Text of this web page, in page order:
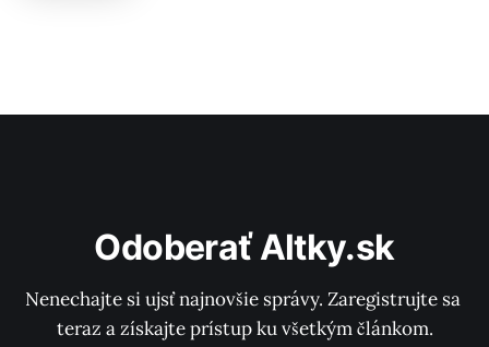
Odoberať Altky.sk
Nenechajte si ujsť najnovšie správy. Zaregistrujte sa
teraz a získajte prístup ku všetkým článkom.